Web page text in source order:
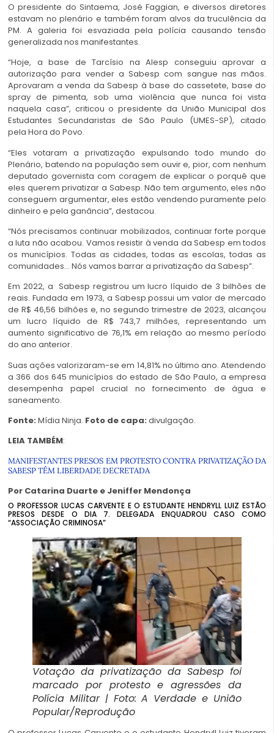
O presidente do Sintaema, José Faggian, e diversos diretores
estavam no plenário e também foram alvos da truculência da
PM. A galeria foi esvaziada pela polícia causando tensão
generalizada nos manifestantes.
“Hoje, a base de Tarcísio na Alesp conseguiu aprovar a
autorização para vender a Sabesp com sangue nas mãos.
Aprovaram a venda da Sabesp à base do cassetete, base do
spray de pimenta, sob uma violência que nunca foi vista
naquela casa”, criticou o presidente da União Municipal dos
Estudantes Secundaristas de São Paulo (UMES-SP), citado
pela Hora do Povo.
“Eles votaram a privatização expulsando todo mundo do
Plenário, batendo na população sem ouvir e, pior, com nenhum
deputado governista com coragem de explicar o porquê que
eles querem privatizar a Sabesp. Não tem argumento, eles não
conseguem argumentar, eles estão vendendo puramente pelo
dinheiro e pela ganância”, destacou.
“Nós precisamos continuar mobilizados, continuar forte porque
a luta não acabou. Vamos resistir à venda da Sabesp em todos
os municípios. Todas as cidades, todas as escolas, todas as
comunidades… Nós vamos barrar a privatização da Sabesp”.
Em 2022, a Sabesp registrou um lucro líquido de 3 bilhões de
reais. Fundada em 1973, a Sabesp possui um valor de mercado
de R$ 46,56 bilhões e, no segundo trimestre de 2023, alcançou
um lucro líquido de R$ 743,7 milhões, representando um
aumento significativo de 76,1% em relação ao mesmo período
do ano anterior.
Suas ações valorizaram-se em 14,81% no último ano. Atendendo
a 366 dos 645 municípios do estado de São Paulo, a empresa
desempenha papel crucial no fornecimento de água e
saneamento.
Fonte: Mídia Ninja. Foto de capa: divulgação.
LEIA TAMBÉM:
MANIFESTANTES PRESOS EM PROTESTO CONTRA PRIVATIZAÇÃO DA
SABESP TÊM LIBERDADE DECRETADA
Por Catarina Duarte e Jeniffer Mendonça
O PROFESSOR LUCAS CARVENTE E O ESTUDANTE HENDRYLL LUIZ ESTÃO
PRESOS DESDE O DIA 7. DELEGADA ENQUADROU CASO COMO
“ASSOCIAÇÃO CRIMINOSA”
Votação da privatização da Sabesp foi
marcado por protesto e agressões da
Polícia Militar | Foto: A Verdade e União
Popular/Reprodução